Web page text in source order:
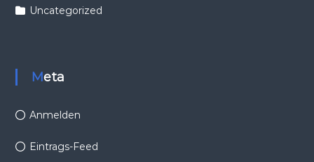
Uncategorized
Meta
Anmelden
Eintrags-Feed